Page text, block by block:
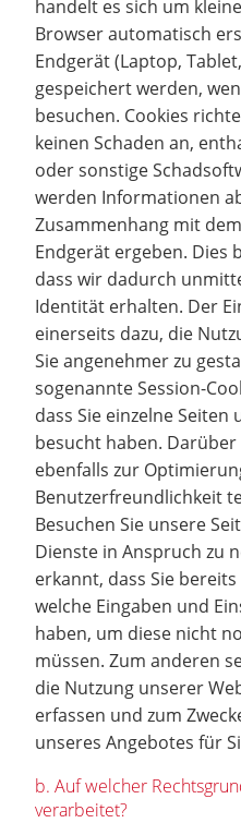
handelt es sich um
Browser automatisch
Endgerät (Laptop,
gespeichert werden,
besuchen. Cookies
keinen Schaden an,
oder sonstige
werden Informationen
Zusammenhang mit
Endgerät ergeben. Dies
dass wir dadurch
Identität erhalten. Der
einerseits dazu, die
Sie angenehmer zu
sogenannte Session-
dass Sie einzelne
besucht haben.
ebenfalls zur
Benutzerfreundlichkeit
Besuchen Sie unsere
Dienste in Anspruch zu
erkannt, dass Sie
welche Eingaben und
haben, um diese nicht
müssen. Zum anderen
die Nutzung unserer
erfassen und zum
unseres Angebotes für
b. Auf welcher
verarbeitet?